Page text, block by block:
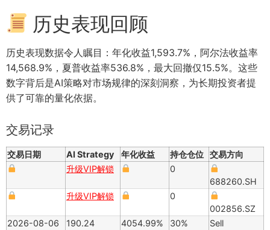
历史表现回顾
历史表现数据令人瞩目：年化收益1,593.7%，阿尔法收益率
14,568.9%，夏普收益率536.8%，最大回撤仅15.5%。这些
数字背后是AI策略对市场规律的深刻洞察，为长期投资者提
供了可靠的量化依据。
交易记录
交易日期 AI Strategy 年化收益 持仓仓位 交易方向
升级VIP解锁
0
688260.SH
升级VIP解锁
0
002856.SZ
2026-08-06
190.24 4054.99% 30%
Sell